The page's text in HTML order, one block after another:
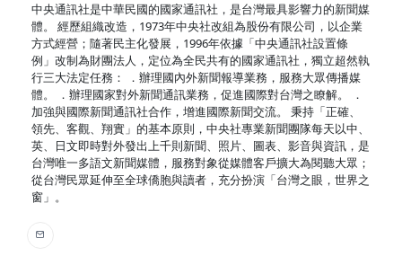
中央通訊社是中華民國的國家通訊社，是台灣最具影響力的新聞媒
體。 經歷組織改造，1973年中央社改組為股份有限公司，以企業
方式經營；隨著民主化發展，1996年依據「中央通訊社設置條
例」改制為財團法人，定位為全民共有的國家通訊社，獨立超然執
行三大法定任務： ．辦理國內外新聞報導業務，服務大眾傳播媒
體。 ．辦理國家對外新聞通訊業務，促進國際對台灣之瞭解。 ．
加強與國際新聞通訊社合作，增進國際新聞交流。 秉持「正確、
領先、客觀、翔實」的基本原則，中央社專業新聞團隊每天以中、
英、日文即時對外發出上千則新聞、照片、圖表、影音與資訊，是
台灣唯一多語文新聞媒體，服務對象從媒體客戶擴大為閱聽大眾；
從台灣民眾延伸至全球僑胞與讀者，充分扮演「台灣之眼，世界之
窗」。